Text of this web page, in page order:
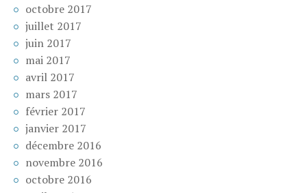
octobre 2017
juillet 2017
juin 2017
mai 2017
avril 2017
mars 2017
février 2017
janvier 2017
décembre 2016
novembre 2016
octobre 2016